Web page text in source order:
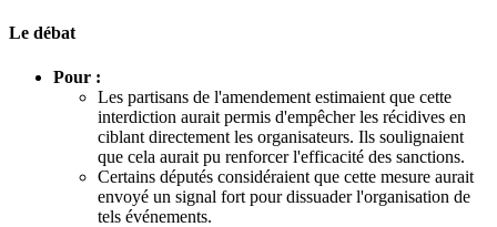
Le débat
Pour :
Les partisans de l'amendement estimaient que cette
interdiction aurait permis d'empêcher les récidives en
ciblant directement les organisateurs. Ils soulignaient
que cela aurait pu renforcer l'efficacité des sanctions.
Certains députés considéraient que cette mesure aurait
envoyé un signal fort pour dissuader l'organisation de
tels événements.